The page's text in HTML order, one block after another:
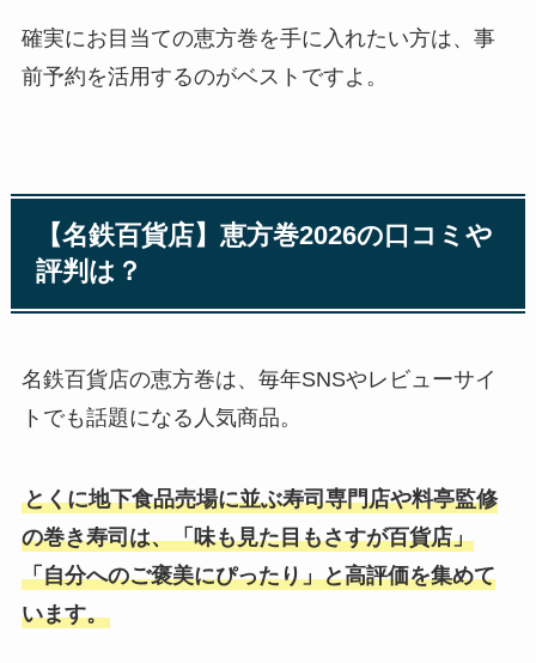
確実にお目当ての恵方巻を手に入れたい方は、事
前予約を活用するのがベストですよ。
【名鉄百貨店】恵方巻2026の口コミや
評判は？
名鉄百貨店の恵方巻は、毎年SNSやレビューサイ
トでも話題になる人気商品。
とくに地下食品売場に並ぶ寿司専門店や料亭監修
の巻き寿司は、「味も見た目もさすが百貨店」
「自分へのご褒美にぴったり」と高評価を集めて
います。